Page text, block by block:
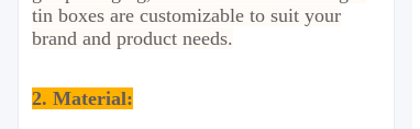
tin boxes are customizable to suit your
brand and product needs.
2. Material: